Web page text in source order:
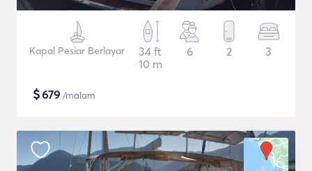
Kapal Pesiar Berlayar
34 ft
10 m
6 2 3
$679 /malam